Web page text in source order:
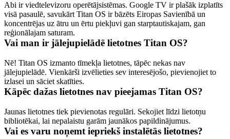
Abi ir viedtelevizoru operētājsistēmas. Google TV ir plašāk izplatīts
visā pasaulē, savukārt Titan OS ir bāzēts Eiropas Savienībā un
koncentrējas uz ātru un ērtu piekļuvi gan starptautiskajam, gan
reģionālajam saturam.
Vai man ir jālejupielādē lietotnes Titan OS?
Nē! Titan OS izmanto tīmekļa lietotnes, tāpēc nekas nav
jālejupielādē. Vienkārši izvēlieties sev interesējošo, pievienojiet to
izlasei un sāciet skatīties.
Kāpēc dažas lietotnes nav pieejamas Titan OS?
Jaunas lietotnes tiek pievienotas regulāri. Sekojiet līdzi lietotņu
bibliotēkai, lai nepalaistu garām jaunākos papildinājumus.
Vai es varu noņemt iepriekš instalētās lietotnes?